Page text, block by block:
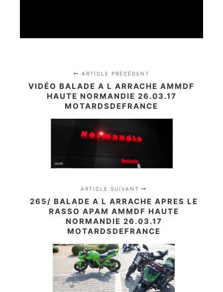
ARTICLE PRÉCÉDENT
VIDÉO BALADE A L ARRACHE AMMDF
HAUTE NORMANDIE 26.03.17
MOTARDSDEFRANCE
ARTICLE SUIVANT
265/ BALADE A L ARRACHE APRES LE
RASSO APAM AMMDF HAUTE
NORMANDIE 26.03.17
MOTARDSDEFRANCE